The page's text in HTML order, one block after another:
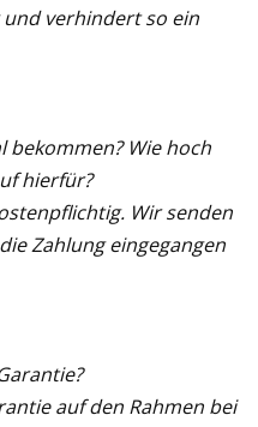
und verhindert so ein
bekommen? Wie hoch
hierfür?
Wir senden
Zahlung eingegangen
auf den Rahmen bei